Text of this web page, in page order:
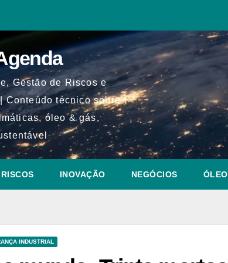
Gestão de Riscos e
Conteúdo técnico sobre
óleo & gás,
INOVAÇÃO NEGÓCIOS
INDUSTRIAL